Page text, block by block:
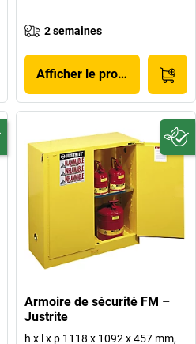
2 semaines
Afficher le produit
Armoire de sécurité FM –
Justrite
h x l x p 1118 x 1092 x 457 mm,